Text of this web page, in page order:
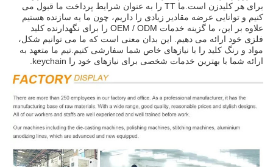
برای هر کلیدزن است.ما TT را به عنوان شرایط پرداخت ما قبول می
کنیم و توانایی عرضه مقادیر زیادی را داریم، چون ما يه سازنده هستيم
علاوه بر این، ما گزینه خدمات OEM / ODM را برای نگهدارنده کلید
فلزی خود ارائه می دهیم. این بدان معنی است که ما می توانیم شکل،
مواد و رنگ کلید را با نیازهای خاص شما سفارشی کنیم.تیم ما متعهد به
ارائه شما با بهترین خدمات شخصی برای نیازهای خود را keychain.